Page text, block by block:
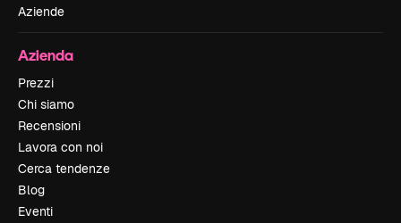
Aziende
Azienda
Prezzi
Chi siamo
Recensioni
Lavora con noi
Cerca tendenze
Blog
Eventi